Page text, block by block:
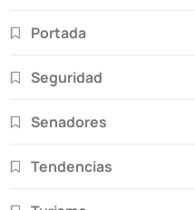
Portada
Seguridad
Senadores
Tendencias